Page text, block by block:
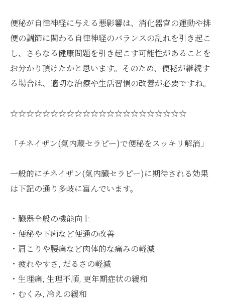
便秘が自律神経に与える悪影響は、消化器官の運動や排
便の調節に関わる自律神経のバランスの乱れを引き起こ
し、さらなる健康問題を引き起こす可能性があることを
お分かり頂けたかと思います。そのため、便秘が継続す
る場合は、適切な治療や生活習慣の改善が必要ですね。
☆☆☆☆☆☆☆☆☆☆☆☆☆☆☆☆☆☆☆☆☆☆
「チネイザン(氣内蔵セラピー)で便秘をスッキリ解消」
一般的にチネイザン(氣内臓セラピー)に期待される効果
は下記の通り多岐に富んでいます。
・臓器全般の機能向上
・便秘や下痢など便通の改善
・肩こりや腰痛など肉体的な痛みの軽減
・疲れやすさ, だるさの軽減
・生理痛, 生理不順, 更年期症状の緩和
・むくみ, 冷えの緩和